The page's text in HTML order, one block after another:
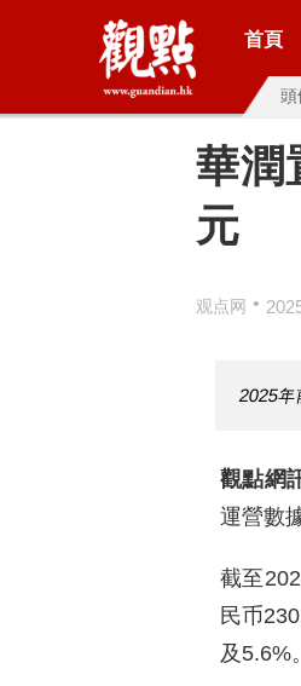
首頁
頭
華潤
元
观点网 •
2025年
觀點網
運營數
截至
民币
及5.6%。